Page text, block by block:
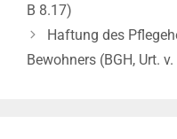
B 8.17)
Haftung des
Bewohners (BGH, Urt.